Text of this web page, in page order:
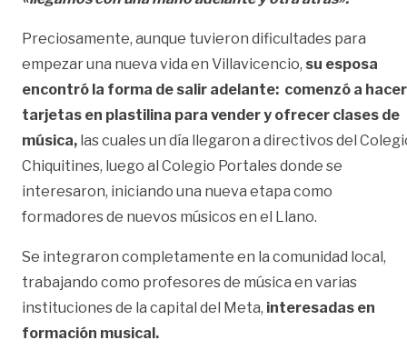
Preciosamente, aunque tuvieron dificultades para
empezar una nueva vida en Villavicencio, su esposa
encontró la forma de salir adelante: comenzó a hacer
tarjetas en plastilina para vender y ofrecer clases de
música, las cuales un día llegaron a directivos del
Chiquitines, luego al Colegio Portales donde se
interesaron, iniciando una nueva etapa como
formadores de nuevos músicos en el Llano.
Se integraron completamente en la comunidad local,
trabajando como profesores de música en varias
instituciones de la capital del Meta, interesadas en
formación musical.